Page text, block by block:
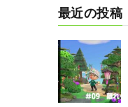
最近の投稿